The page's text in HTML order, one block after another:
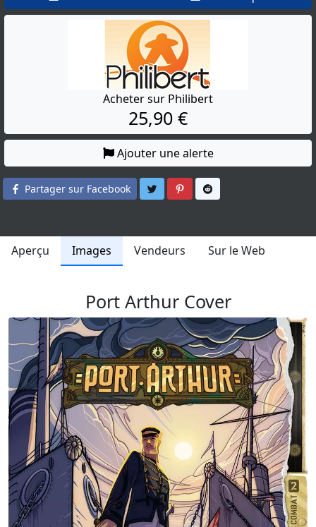
Acheter sur Philibert
25,90 €
Ajouter une alerte
Partager sur Facebook Partager sur Twitter
Partager sur Pinterest
Aperçu Images Vendeurs Sur le Web
Port Arthur Cover